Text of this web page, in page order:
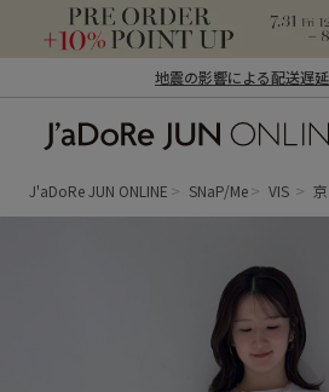
地震の影響による配送遅
ン オンライン）
J'aDoRe JUN ONLINE SNaP/Me VIS